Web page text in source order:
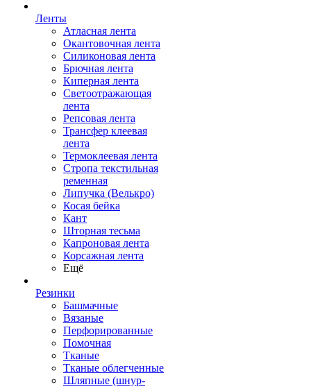
Ленты
Атласная лента
Окантовочная лента
Силиконовая лента
Брючная лента
Киперная лента
Светоотражающая
лента
Репсовая лента
Трансфер клеевая
лента
Термоклеевая лента
Стропа текстильная
ременная
Липучка (Велькро)
Косая бейка
Кант
Шторная тесьма
Капроновая лента
Корсажная лента
Ещё
Резинки
Башмачные
Вязаные
Перфорированные
Помочная
Тканые
Тканые облегченные
Шляпные (шнур-